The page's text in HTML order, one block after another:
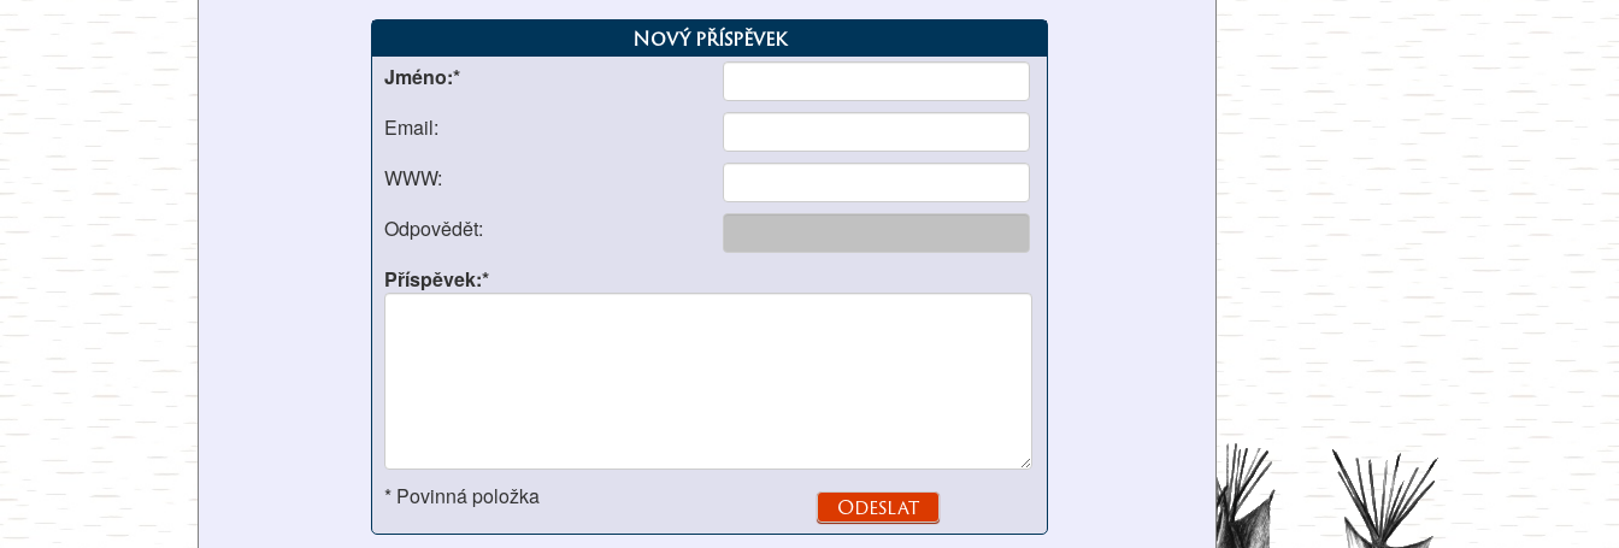
Nový příspěvek
Jméno:*
Email:
WWW:
Odpovědět:
Příspěvek:*
* Povinná položka